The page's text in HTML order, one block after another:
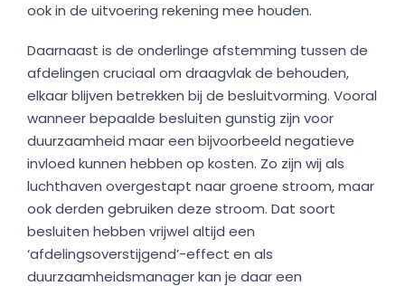
ook in de uitvoering rekening mee houden.
Daarnaast is de onderlinge afstemming tussen de
afdelingen cruciaal om draagvlak de behouden,
elkaar blijven betrekken bij de besluitvorming. Vooral
wanneer bepaalde besluiten gunstig zijn voor
duurzaamheid maar een bijvoorbeeld negatieve
invloed kunnen hebben op kosten. Zo zijn wij als
luchthaven overgestapt naar groene stroom, maar
ook derden gebruiken deze stroom. Dat soort
besluiten hebben vrijwel altijd een
‘afdelingsoverstijgend’-effect en als
duurzaamheidsmanager kan je daar een